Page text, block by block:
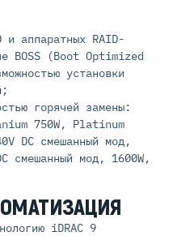
и аппаратных RAID-
BOSS (Boot Optimized
установки
горячей замены:
750W, Platinum
DC смешанный мод,
смешанный мод, 1600W,
iDRAC 9